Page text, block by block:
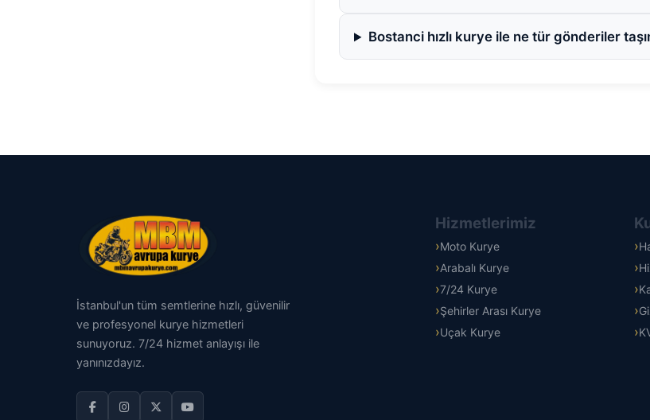
Bostanci hızlı kurye ile ne tür gönderiler
İstanbul'un tüm semtlerine hızlı, güvenilir
ve profesyonel kurye hizmetleri
sunuyoruz. 7/24 hizmet anlayışı ile
yanınızdayız.
Hizmetlerimiz
Moto Kurye
Arabalı Kurye
7/24 Kurye
Şehirler Arası Kurye
Uçak Kurye